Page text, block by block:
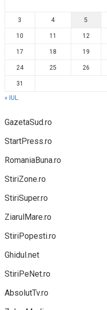
3 4 5
10 11 12
17 18 19
24 25 26
31
« IUL.
GazetaSud.ro
StartPress.ro
RomaniaBuna.ro
StiriZone.ro
StiriSuper.ro
ZiarulMare.ro
StiriPopesti.ro
Ghidul.net
StiriPeNet.ro
AbsolutTv.ro